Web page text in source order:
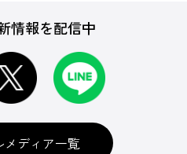
情報を配信中
メディア一覧